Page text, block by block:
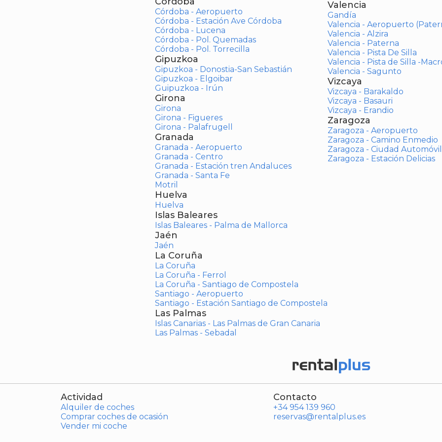
Córdoba - Aeropuerto
Córdoba - Estación Ave Córdoba
Córdoba - Lucena
Córdoba - Pol. Quemadas
Córdoba - Pol. Torrecilla
Gipuzkoa
Gipuzkoa - Donostia-San Sebastián
Gipuzkoa - Elgoibar
Guipuzkoa - Irún
Girona
Girona
Girona - Figueres
Girona - Palafrugell
Granada
Granada - Aeropuerto
Granada - Centro
Granada - Estación tren Andaluces
Granada - Santa Fe
Motril
Huelva
Huelva
Islas Baleares
Islas Baleares - Palma de Mallorca
Jaén
Jaén
La Coruña
La Coruña
La Coruña - Ferrol
La Coruña - Santiago de Compostela
Santiago - Aeropuerto
Santiago - Estación Santiago de Compostela
Las Palmas
Islas Canarias - Las Palmas de Gran Canaria
Las Palmas - Sebadal
Valencia
Gandía
Valencia - Aeropuerto
Valencia - Alzira
Valencia - Paterna
Valencia - Pista De Silla
Valencia - Pista de Silla -
Valencia - Sagunto
Vizcaya
Vizcaya - Barakaldo
Vizcaya - Basauri
Vizcaya - Erandio
Zaragoza
Zaragoza - Aeropuerto
Zaragoza - Camino Enmedio
Zaragoza - Ciudad Automóvil
Zaragoza - Estación Delicias
Actividad
Alquiler de coches
Comprar coches de ocasión
Vender mi coche
Contacto
+34 954 139 960
reservas@rentalplus.es